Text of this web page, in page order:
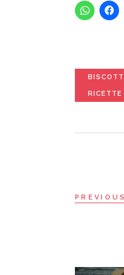
RICETTE
PREVIOUS